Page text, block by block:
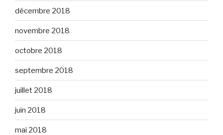
décembre 2018
novembre 2018
octobre 2018
septembre 2018
juillet 2018
juin 2018
mai 2018